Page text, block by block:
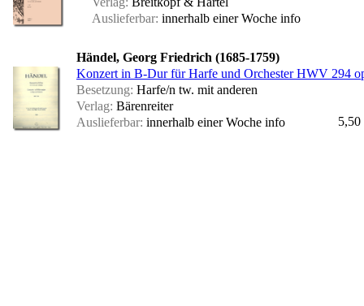
Auslieferbar: innerhalb einer Woche info
Händel, Georg Friedrich (1685-1759)
Konzert in B-Dur für Harfe und Orchester HWV 294
Besetzung: Harfe/n tw. mit anderen
Verlag: Bärenreiter
Auslieferbar: innerhalb einer Woche info 5,50